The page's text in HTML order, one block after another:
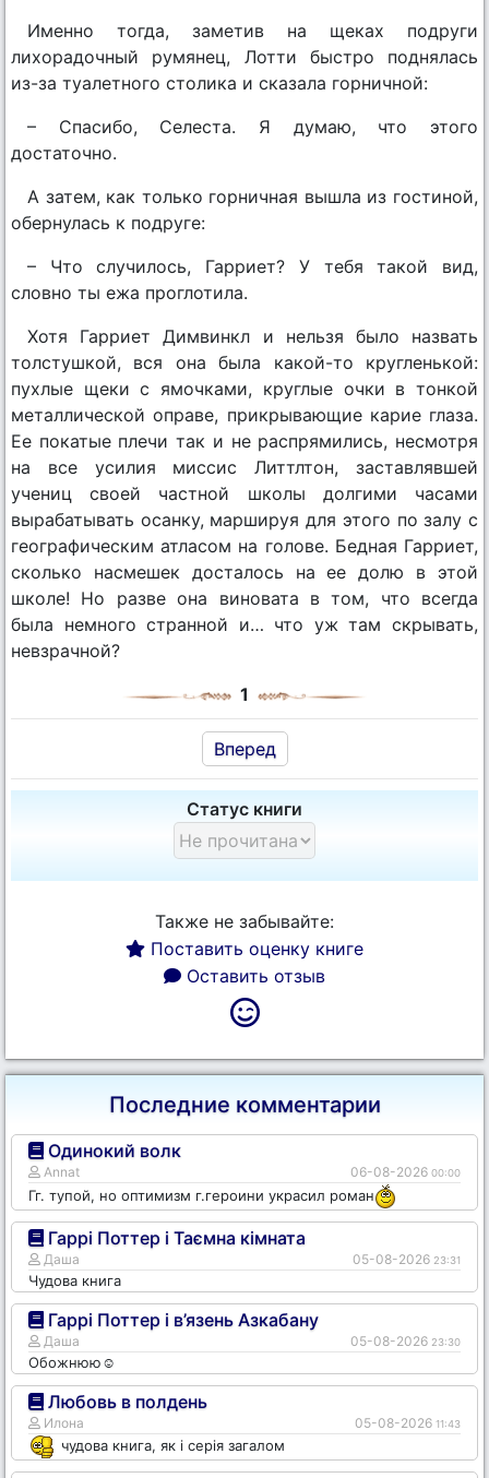
Именно тогда, заметив на щеках подруги
лихорадочный румянец, Лотти быстро поднялась
из-за туалетного столика и сказала горничной:
– Спасибо, Селеста. Я думаю, что этого
достаточно.
А затем, как только горничная вышла из гостиной,
обернулась к подруге:
– Что случилось, Гарриет? У тебя такой вид,
словно ты ежа проглотила.
Хотя Гарриет Димвинкл и нельзя было назвать
толстушкой, вся она была какой-то кругленькой:
пухлые щеки с ямочками, круглые очки в тонкой
металлической оправе, прикрывающие карие глаза.
Ее покатые плечи так и не распрямились, несмотря
на все усилия миссис Литтлтон, заставлявшей
учениц своей частной школы долгими часами
вырабатывать осанку, маршируя для этого по залу с
географическим атласом на голове. Бедная Гарриет,
сколько насмешек досталось на ее долю в этой
школе! Но разве она виновата в том, что всегда
была немного странной и… что уж там скрывать,
невзрачной?
1
Вперед
Статус книги
Также не забывайте:
Поставить оценку книге
Оставить отзыв
Последние комментарии
Одинокий волк
Annat 06-08-2026 00:00
Гг. тупой, но оптимизм г.героини украсил роман
Гаррі Поттер і Таємна кімната
Даша 05-08-2026 23:31
Чудова книга
Гаррі Поттер і в’язень Азкабану
Даша 05-08-2026 23:30
Обожнюю☺️
Любовь в полдень
Илона 05-08-2026 11:43
чудова книга, як і серія загалом